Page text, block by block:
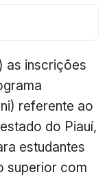
as inscrições
referente ao
do Piauí,
estudantes
superior com